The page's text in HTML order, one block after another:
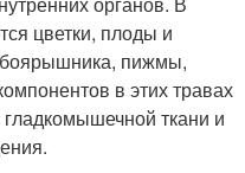
цветки, плоды и
пижмы,
в этих травах
ткани и